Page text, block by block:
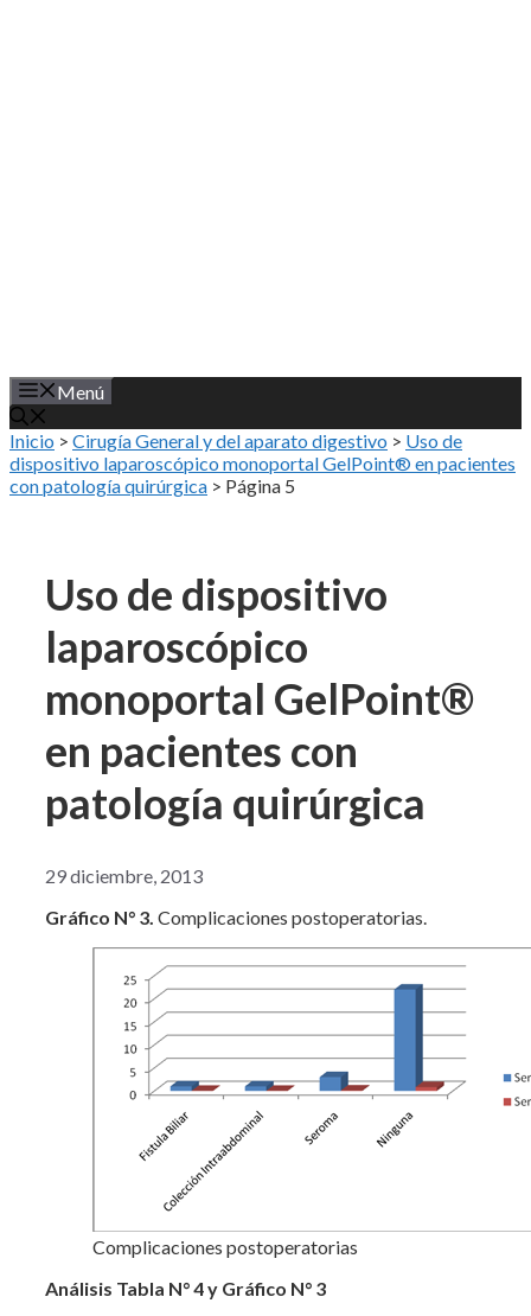
Menú
Inicio > Cirugía General y del aparato digestivo > Uso de
dispositivo laparoscópico monoportal GelPoint® en pacientes
con patología quirúrgica > Página 5
Uso de dispositivo
laparoscópico
monoportal GelPoint®
en pacientes con
patología quirúrgica
29 diciembre, 2013
Gráfico N° 3. Complicaciones postoperatorias.
Complicaciones postoperatorias
Análisis Tabla N° 4 y Gráfico N° 3